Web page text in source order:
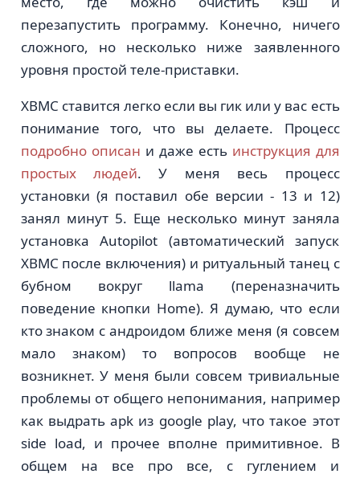
перезапустить программу. Конечно, ничего
сложного, но несколько ниже заявленного
уровня простой теле-приставки.
XBMC ставится легко если вы гик или у вас есть
понимание того, что вы делаете. Процесс
подробно описан и даже есть инструкция для
простых людей. У меня весь процесс
установки (я поставил обе версии - 13 и 12)
занял минут 5. Еще несколько минут заняла
установка Autopilot (автоматический запуск
XBMC после включения) и ритуальный танец с
бубном вокруг llama (переназначить
поведение кнопки Home). Я думаю, что если
кто знаком с андроидом ближе меня (я совсем
мало знаком) то вопросов вообще не
возникнет. У меня были совсем тривиальные
проблемы от общего непонимания, например
как выдрать apk из google play, что такое этот
side load, и прочее вполне примитивное. В
общем на все про все, с гуглением и